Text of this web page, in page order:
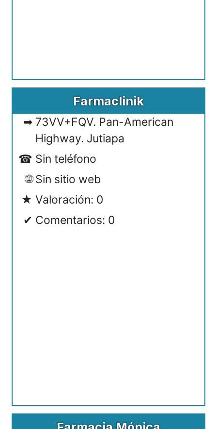
Farmaclinik
73VV+FQV. Pan-American
Highway. Jutiapa
Sin teléfono
Sin sitio web
Valoración: 0
Comentarios: 0